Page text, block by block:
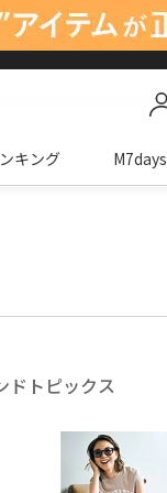
キング M7days
ドトピックス